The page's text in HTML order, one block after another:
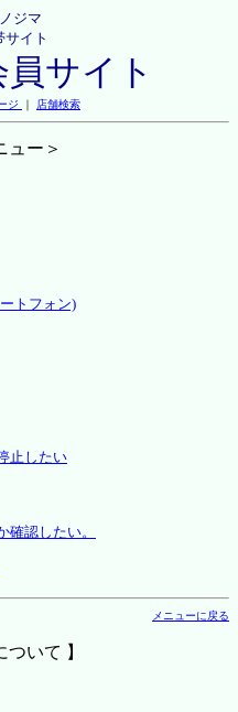
ジマ
サイト
サイト
ジ ｜ 店舗検索
ュー＞
トフォン)
止したい
認したい。
メニューに戻る
ついて 】